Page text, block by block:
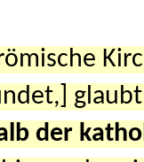
der